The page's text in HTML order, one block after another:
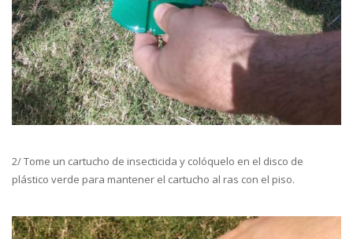
2/ Tome un cartucho de insecticida y colóquelo en el disco de
plástico verde para mantener el cartucho al ras con el piso.